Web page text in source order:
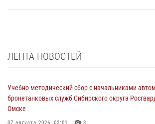
ЛЕНТА НОВОСТЕЙ
Учебно-методический сбор с начальниками
бронетанковых служб Сибирского округа
Омске